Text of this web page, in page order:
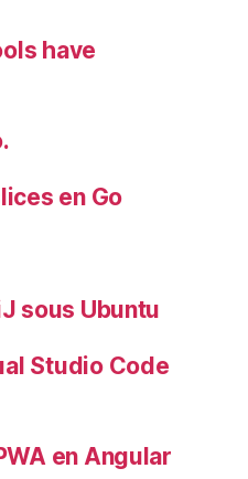
have
en Go
sous Ubuntu
Studio Code
en Angular